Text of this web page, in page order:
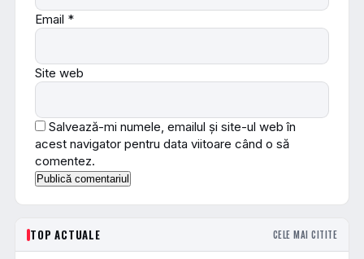
Email *
Site web
Salvează-mi numele, emailul și site-ul web în
acest navigator pentru data viitoare când o să
comentez.
TOP ACTUALE CELE MAI CITITE